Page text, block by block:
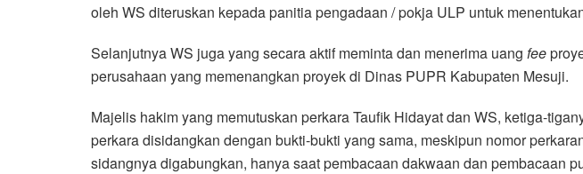
oleh WS diteruskan kepada panitia pengadaan / pokja ULP untuk
Selanjutnya WS juga yang secara aktif meminta dan menerima uang fee
perusahaan yang memenangkan proyek di Dinas PUPR Kabupaten Mesuji.
Majelis hakim yang memutuskan perkara Taufik Hidayat dan WS, ketiga-
perkara disidangkan dengan bukti-bukti yang sama, meskipun nomor
sidangnya digabungkan, hanya saat pembacaan dakwaan dan pembacaan